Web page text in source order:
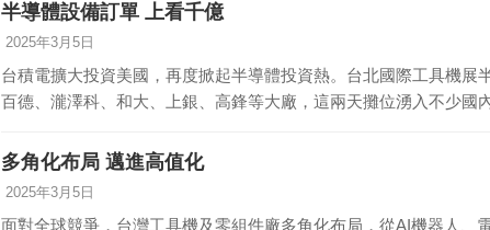
半導體設備訂單 上看千億
2025年3月5日
台積電擴大投資美國，再度掀起半導體投資熱。台北國際工具機展
百德、瀧澤科、和大、上銀、高鋒等大廠，這兩天攤位湧入不少國
多角化布局 邁進高值化
2025年3月5日
面對全球競爭，台灣工具機及零組件廠多角化布局，從AI機器人、